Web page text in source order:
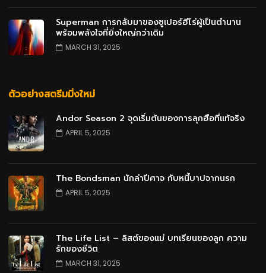
Superman การกลับมาของซูเปอร์ฮีโร่ผู้เป็นตำนาน
พร้อมพลังใจที่ยิ่งใหญ่กว่าเดิม
MARCH 31, 2025
ตัวอย่างสตรีมมิ่งใหม่
Andor Season 2 จุดเริ่มต้นของการลุกฮือที่แท้จริง
APRIL 5, 2025
The Bondsman นักล่าปีศาจ กับหนี้บาปจากนรก
APRIL 5, 2025
The Life List – ลิสต์ของแม่ บทเรียนของลูก ความ
รักของชีวิต
MARCH 31, 2025